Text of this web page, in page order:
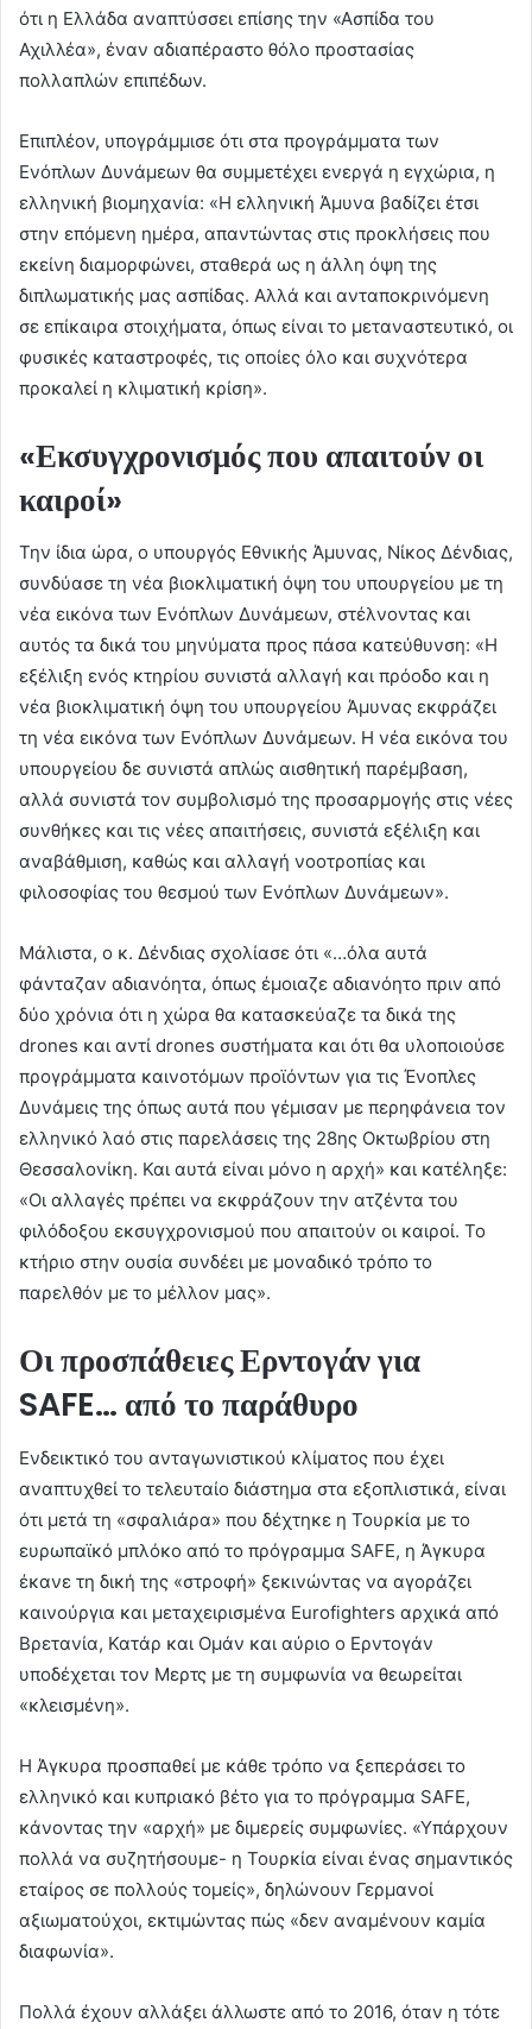
ότι η Ελλάδα αναπτύσσει επίσης την «Ασπίδα του
Αχιλλέα», έναν αδιαπέραστο θόλο προστασίας
πολλαπλών επιπέδων.
Επιπλέον, υπογράμμισε ότι στα προγράμματα των
Ενόπλων Δυνάμεων θα συμμετέχει ενεργά η εγχώρια, η
ελληνική βιομηχανία: «Η ελληνική Άμυνα βαδίζει έτσι
στην επόμενη ημέρα, απαντώντας στις προκλήσεις που
εκείνη διαμορφώνει, σταθερά ως η άλλη όψη της
διπλωματικής μας ασπίδας. Αλλά και ανταποκρινόμενη
σε επίκαιρα στοιχήματα, όπως είναι το μεταναστευτικό, οι
φυσικές καταστροφές, τις οποίες όλο και συχνότερα
προκαλεί η κλιματική κρίση».
«Εκσυγχρονισμός που απαιτούν οι
καιροί»
Την ίδια ώρα, ο υπουργός Εθνικής Άμυνας, Νίκος Δένδιας,
συνδύασε τη νέα βιοκλιματική όψη του υπουργείου με τη
νέα εικόνα των Ενόπλων Δυνάμεων, στέλνοντας και
αυτός τα δικά του μηνύματα προς πάσα κατεύθυνση: «Η
εξέλιξη ενός κτηρίου συνιστά αλλαγή και πρόοδο και η
νέα βιοκλιματική όψη του υπουργείου Άμυνας εκφράζει
τη νέα εικόνα των Ενόπλων Δυνάμεων. Η νέα εικόνα του
υπουργείου δε συνιστά απλώς αισθητική παρέμβαση,
αλλά συνιστά τον συμβολισμό της προσαρμογής στις νέες
συνθήκες και τις νέες απαιτήσεις, συνιστά εξέλιξη και
αναβάθμιση, καθώς και αλλαγή νοοτροπίας και
φιλοσοφίας του θεσμού των Ενόπλων Δυνάμεων».
Μάλιστα, ο κ. Δένδιας σχολίασε ότι «…όλα αυτά
φάνταζαν αδιανόητα, όπως έμοιαζε αδιανόητο πριν από
δύο χρόνια ότι η χώρα θα κατασκεύαζε τα δικά της
drones και αντί drones συστήματα και ότι θα υλοποιούσε
προγράμματα καινοτόμων προϊόντων για τις Ένοπλες
Δυνάμεις της όπως αυτά που γέμισαν με περηφάνεια τον
ελληνικό λαό στις παρελάσεις της 28ης Οκτωβρίου στη
Θεσσαλονίκη. Και αυτά είναι μόνο η αρχή» και κατέληξε:
«Οι αλλαγές πρέπει να εκφράζουν την ατζέντα του
φιλόδοξου εκσυγχρονισμού που απαιτούν οι καιροί. Το
κτήριο στην ουσία συνδέει με μοναδικό τρόπο το
παρελθόν με το μέλλον μας».
Οι προσπάθειες Ερντογάν για
SAFE… από το παράθυρο
Ενδεικτικό του ανταγωνιστικού κλίματος που έχει
αναπτυχθεί το τελευταίο διάστημα στα εξοπλιστικά, είναι
ότι μετά τη «σφαλιάρα» που δέχτηκε η Τουρκία με το
ευρωπαϊκό μπλόκο από το πρόγραμμα SAFE, η Άγκυρα
έκανε τη δική της «στροφή» ξεκινώντας να αγοράζει
καινούργια και μεταχειρισμένα Eurofighters αρχικά από
Βρετανία, Κατάρ και Ομάν και αύριο ο Ερντογάν
υποδέχεται τον Μερτς με τη συμφωνία να θεωρείται
«κλεισμένη».
Η Άγκυρα προσπαθεί με κάθε τρόπο να ξεπεράσει το
ελληνικό και κυπριακό βέτο για το πρόγραμμα SAFE,
κάνοντας την «αρχή» με διμερείς συμφωνίες. «Υπάρχουν
πολλά να συζητήσουμε- η Τουρκία είναι ένας σημαντικός
εταίρος σε πολλούς τομείς», δηλώνουν Γερμανοί
αξιωματούχοι, εκτιμώντας πώς «δεν αναμένουν καμία
διαφωνία».
Πολλά έχουν αλλάξει άλλωστε από το 2016, όταν η τότε